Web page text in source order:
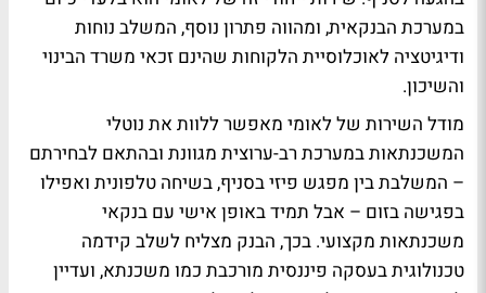
במערכת הבנקאית, ומהווה פתרון נוסף, המשלב נוחות
ודיגיטציה לאוכלוסיית הלקוחות שהינם זכאי משרד הבינוי
והשיכון.
מודל השירות של לאומי מאפשר ללוות את נוטלי
המשכנתאות במערכת רב-ערוצית מגוונת ובהתאם לבחירתם
– המשלבת בין מפגש פיזי בסניף, בשיחה טלפונית ואפילו
בפגישה בזום – אבל תמיד באופן אישי עם בנקאי
משכנתאות מקצועי. בכך, הבנק מצליח לשלב קידמה
טכנולוגית בעסקה פיננסית מורכבת כמו משכנתא, ועדיין